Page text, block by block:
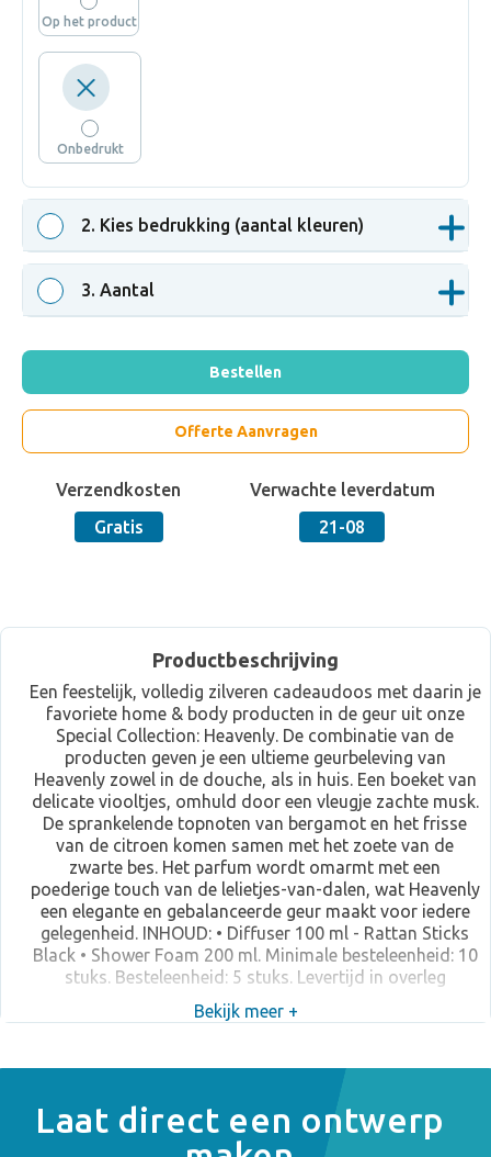
Op het product
Onbedrukt
2. Kies bedrukking (aantal kleuren)
3. Aantal
Bestellen
Offerte Aanvragen
Verzendkosten
Gratis
Verwachte leverdatum
21-08
Productbeschrijving
Een feestelijk, volledig zilveren cadeaudoos met daarin je
favoriete home & body producten in de geur uit onze
Special Collection: Heavenly. De combinatie van de
producten geven je een ultieme geurbeleving van
Heavenly zowel in de douche, als in huis. Een boeket van
delicate viooltjes, omhuld door een vleugje zachte musk.
De sprankelende topnoten van bergamot en het frisse
van de citroen komen samen met het zoete van de
zwarte bes. Het parfum wordt omarmt met een
poederige touch van de lelietjes-van-dalen, wat Heavenly
een elegante en gebalanceerde geur maakt voor iedere
gelegenheid. INHOUD: • Diffuser 100 ml - Rattan Sticks
Black • Shower Foam 200 ml. Minimale besteleenheid: 10
stuks. Besteleenheid: 5 stuks. Levertijd in overleg
Bekijk meer +
Laat direct een ontwerp